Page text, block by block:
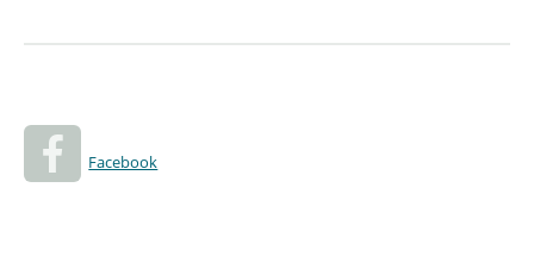
Facebook